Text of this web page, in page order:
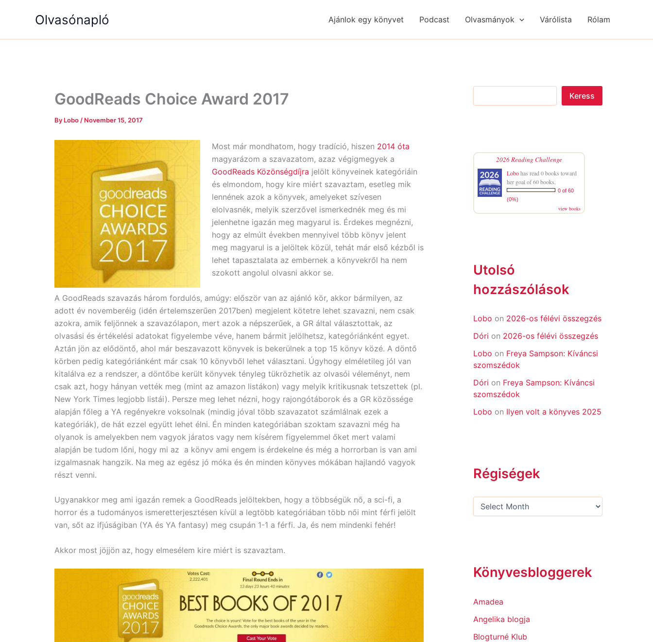
Olvasónapló Ajánlok egy könyvet Podcast Olvasmányok Várólista Rólam
GoodReads Choice Award 2017
By Lobo / November 15, 2017
Most már mondhatom, hogy tradíció, hiszen 2014 óta
magyarázom a szavazatom, azaz végigmegyek a
GoodReads Közönségdíjra jelölt könyveinek kategóriáin
és elmondom, hogy kire miért szavaztam, esetleg mik
lennének azok a könyvek, amelyeket szívesen
elolvasnék, melyik szerzővel ismerkednék meg és mi
jelenhetne igazán meg magyarul is. Érdekes megnézni,
hogy az elmúlt években mennyivel több könyv jelent
meg magyarul is a jelöltek közül, tehát már első kézből is
lehet tapasztalata az embernek a könyvekről ha nem
szokott angolul olvasni akkor se.
A GoodReads szavazás három fordulós, amúgy: először van az ajánló kör, akkor bármilyen, az
adott év novemberéig (idén értelemszerűen 2017ben) megjelent kötetre lehet szavazni, nem csak
azokra, amik feljönnek a szavazólapon, mert azok a népszerűek, a GR által választottak, az
olvasási és értékelési adatokat figyelembe véve, hanem bármit jelölhetsz, kategóriánként egyet.
Aztán jön az elődöntő, ahol már beszavazott könyvek is bekerülnek a top 15 könyv közé. A döntő
körben pedig kategóriánként már csak 10 könyvből lehet választani. Úgyhogy elméletileg jól van
kitalálva ez a rendszer, a döntőbe került könyvek tényleg tükrözhetik az olvasói véleményt, nem
csak azt, hogy hányan vették meg (mint az amazon listákon) vagy melyik kritikusnak tetszettek (pl.
New York Times legjobb listái). Persze meg lehet nézni, hogy rajongótáborok és a GR közössége
alapján főleg a YA regényekre voksolnak (mindig jóval több szavazatot számlálnak ezek a
kategóriák), de hát ezzel együtt lehet élni. Én minden kategóriában szoktam szavazni még ha
olyanok is amelyekben nem vagyok járatos vagy nem kísérem figyelemmel őket mert valami
alapján be tudom lőni, hogy mi az a könyv ami engem is érdekelne és még a horrorban is van ami
izgalmasnak hangzik. Na meg az egész jó móka és én minden könyves mókában hajlandó vagyok
részt venni.
Ugyanakkor meg ami igazán remek a GoodReads jelöltekben, hogy a többségük nő, a sci-fi, a
horror és a tudományos ismeretterjesztésen kívül a legtöbb kategóriában több női mint férfi jelölt
van, sőt az ifjúságiban (YA és YA fantasy) meg csupán 1-1 a férfi. Ja, és nem mindenki fehér!
Akkor most jöjjön az, hogy elmesélem kire miért is szavaztam.
a
Keress
2026 Reading Challenge
Lobohas read 0 books toward
her goal of 60 books.
0 of 60
(0%)
view books
Utolsó
hozzászólások
Lobo on 2026-os félévi összegzés
Dóri on 2026-os félévi összegzés
Lobo on Freya Sampson: Kíváncsi
szomszédok
Dóri on Freya Sampson: Kíváncsi
szomszédok
Lobo on Ilyen volt a könyves 2025
Régiségek
g
Könyvesbloggerek
Amadea
Angelika blogja
Blogturné Klub
g